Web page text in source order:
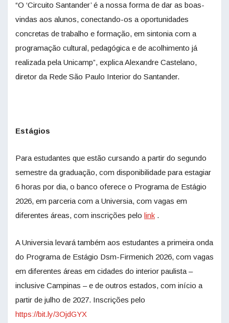
“O ‘Circuito Santander’ é a nossa forma de dar as boas-
vindas aos alunos, conectando-os a oportunidades
concretas de trabalho e formação, em sintonia com a
programação cultural, pedagógica e de acolhimento já
realizada pela Unicamp”, explica Alexandre Castelano,
diretor da Rede São Paulo Interior do Santander.
Estágios
Para estudantes que estão cursando a partir do segundo
semestre da graduação, com disponibilidade para estagiar
6 horas por dia, o banco oferece o Programa de Estágio
2026, em parceria com a Universia, com vagas em
diferentes áreas, com inscrições pelo link .
A Universia levará também aos estudantes a primeira onda
do Programa de Estágio Dsm-Firmenich 2026, com vagas
em diferentes áreas em cidades do interior paulista –
inclusive Campinas – e de outros estados, com início a
partir de julho de 2027. Inscrições pelo
https://bit.ly/3OjdGYX